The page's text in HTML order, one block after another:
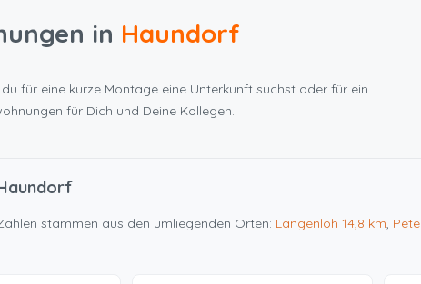
in Haundorf
für eine kurze Montage eine Unterkunft suchst oder für ein
für Dich und Deine Kollegen.
stammen aus den umliegenden Orten: Langenloh 14,8 km,